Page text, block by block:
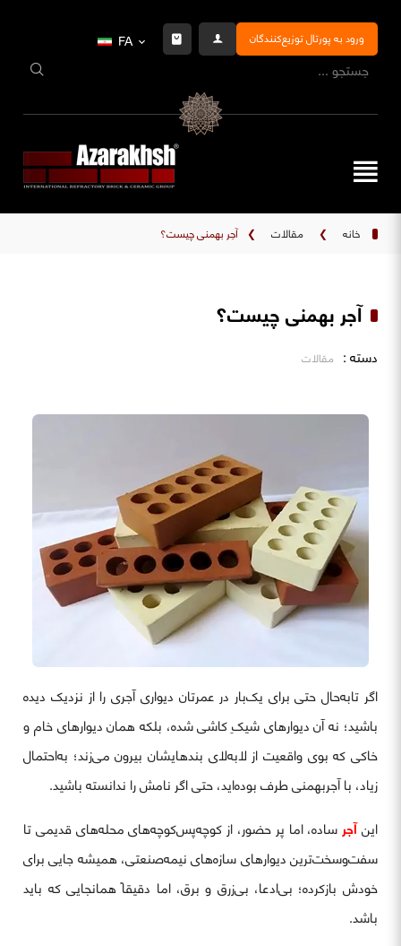
ورود به پورتال توزیع‌کنندگان FA
خانه ❯ مقالات ❯ آجر بهمنی چیست؟
آجر بهمنی چیست؟
دسته : مقالات
اگر تابه‌حال حتی برای یک‌بار در عمرتان دیواری آجری را از نزدیک دیده
باشید؛ نه آن دیوارهای شیکِ کاشی شده، بلکه همان دیوارهای خام و
خاکی که بوی واقعیت از لابه‌لای بندهایشان بیرون می‌زند؛ به‌احتمال
زیاد، با آجربهمنی طرف بوده‌اید، حتی اگر نامش را ندانسته باشید.
اینآجرساده، اما پر حضور، از کوچه‌پس‌کوچه‌های محله‌های قدیمی تا
سفت‌وسخت‌ترین دیوارهای سازه‌های نیمه‌صنعتی، همیشه جایی برای
خودش بازکرده؛ بی‌ادعا، بی‌زرق و برق، اما دقیقاً همانجایی که باید
باشد.